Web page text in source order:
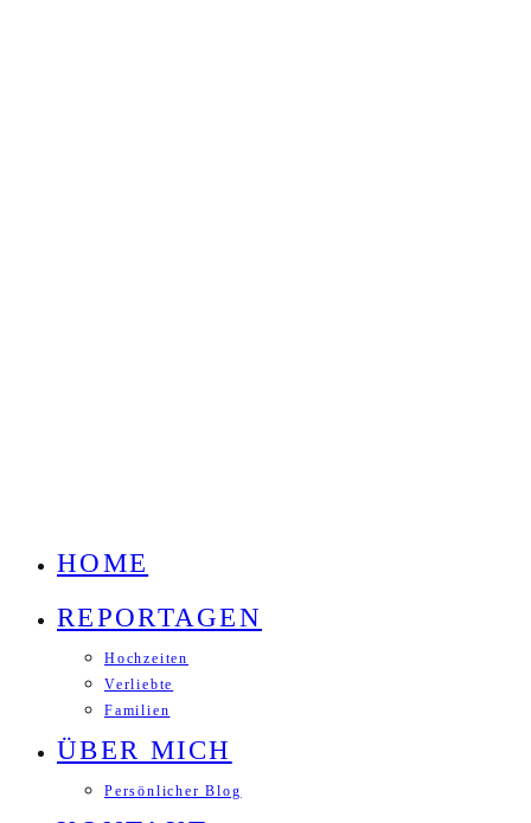
HOME
REPORTAGEN
Hochzeiten
Verliebte
Familien
ÜBER MICH
Persönlicher Blog